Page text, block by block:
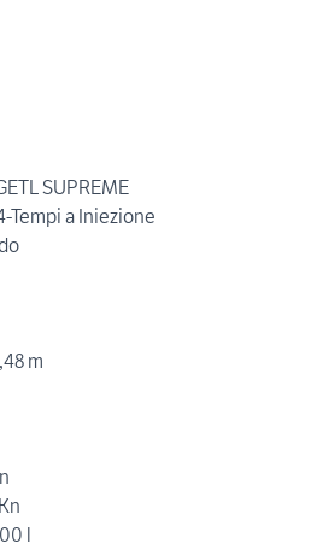
SUPREME
Tempi a Iniezione
m
l